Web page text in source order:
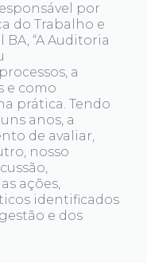
por
do Trabalho e
“A Auditoria
a
e como
prática. Tendo
anos, a
de avaliar,
nosso
ações,
identificados
e dos